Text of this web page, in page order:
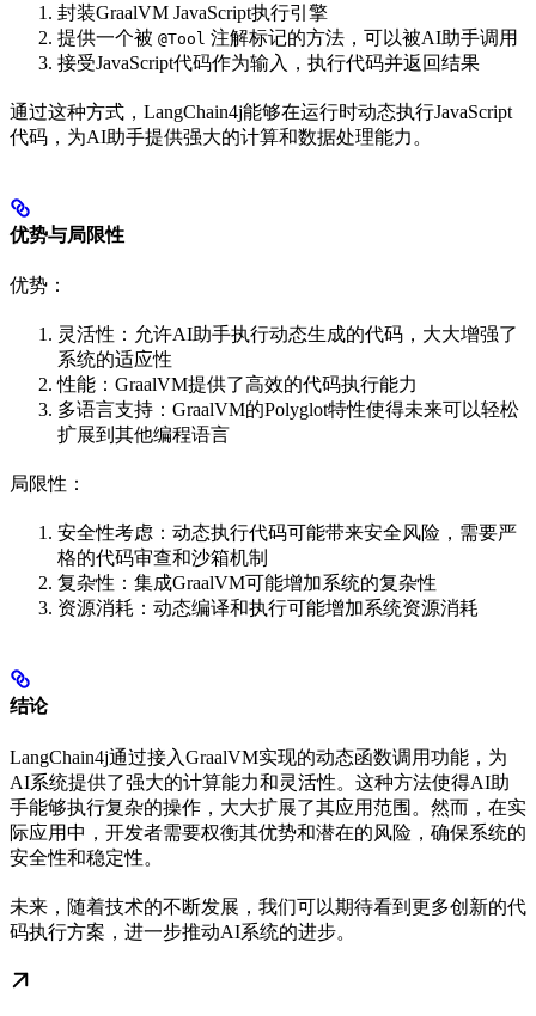
封装GraalVM JavaScript执行引擎
提供一个被 @Tool 注解标记的方法，可以被AI助手调用
接受JavaScript代码作为输入，执行代码并返回结果
通过这种方式，LangChain4j能够在运行时动态执行JavaScript
代码，为AI助手提供强大的计算和数据处理能力。
优势与局限性
优势：
灵活性：允许AI助手执行动态生成的代码，大大增强了
系统的适应性
性能：GraalVM提供了高效的代码执行能力
多语言支持：GraalVM的Polyglot特性使得未来可以轻松
扩展到其他编程语言
局限性：
安全性考虑：动态执行代码可能带来安全风险，需要严
格的代码审查和沙箱机制
复杂性：集成GraalVM可能增加系统的复杂性
资源消耗：动态编译和执行可能增加系统资源消耗
结论
LangChain4j通过接入GraalVM实现的动态函数调用功能，为
AI系统提供了强大的计算能力和灵活性。这种方法使得AI助
手能够执行复杂的操作，大大扩展了其应用范围。然而，在实
际应用中，开发者需要权衡其优势和潜在的风险，确保系统的
安全性和稳定性。
未来，随着技术的不断发展，我们可以期待看到更多创新的代
码执行方案，进一步推动AI系统的进步。